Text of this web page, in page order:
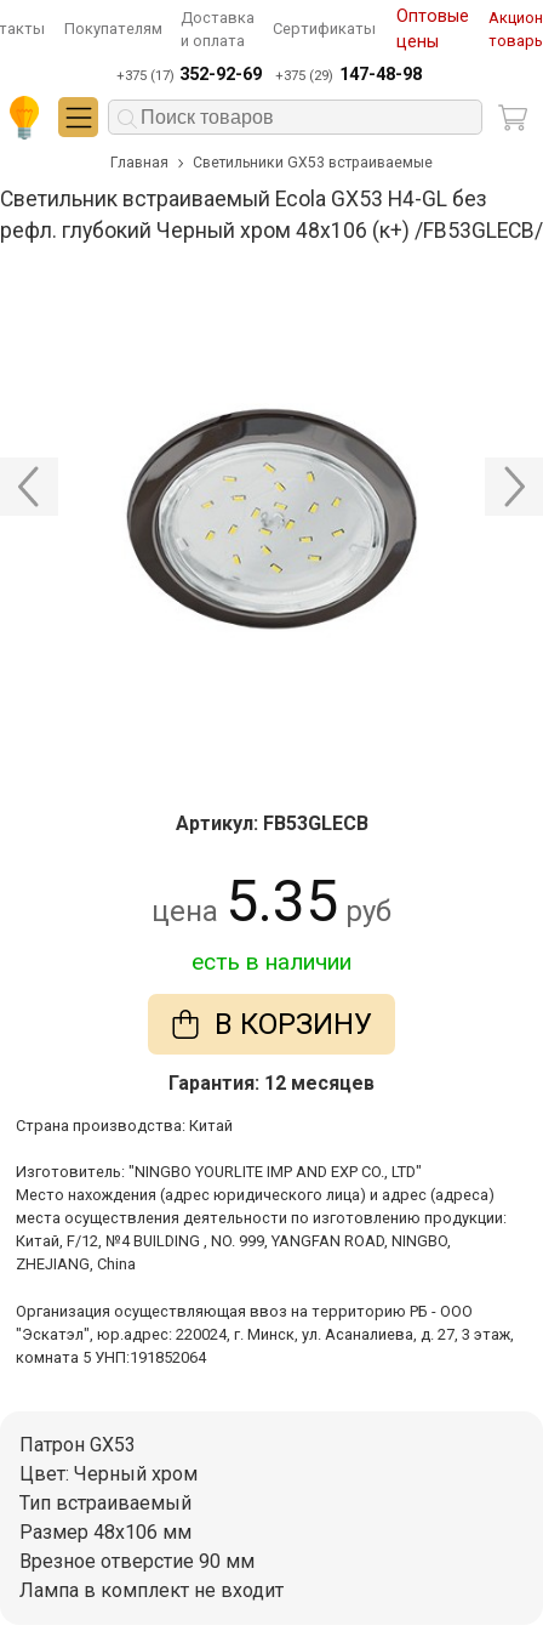
Покупателям
Доставка
и оплата
Сертификаты
Оптовые
цены
+375 (17) 352-92-69 +375 (29) 147-48-98
Главная Светильники GX53 встраиваемые
Светильник встраиваемый Ecola GX53 H4-GL без
рефл. глубокий Черный хром 48x106 (к+) /FB53GLECB/
Артикул: FB53GLECB
цена 5.35 руб
есть в наличии
В КОРЗИНУ
Гарантия: 12 месяцев
Cтрана производства: Китай
Изготовитель: "NINGBO YOURLITE IMP AND EXP CO., LTD"
Место нахождения (адрес юридического лица) и адрес (адреса)
места осуществления деятельности по изготовлению продукции:
Китай, F/12, №4 BUILDING , NO. 999, YANGFAN ROAD, NINGBO,
ZHEJIANG, China
Организация осуществляющая ввоз на территорию РБ - ООО
"Эскатэл", юр.адрес: 220024, г. Минск, ул. Асаналиева, д. 27, 3 этаж,
комната 5 УНП:191852064
Патрон GX53
Цвет: Черный хром
Тип встраиваемый
Размер 48x106 мм
Врезное отверстие 90 мм
Лампа в комплект не входит